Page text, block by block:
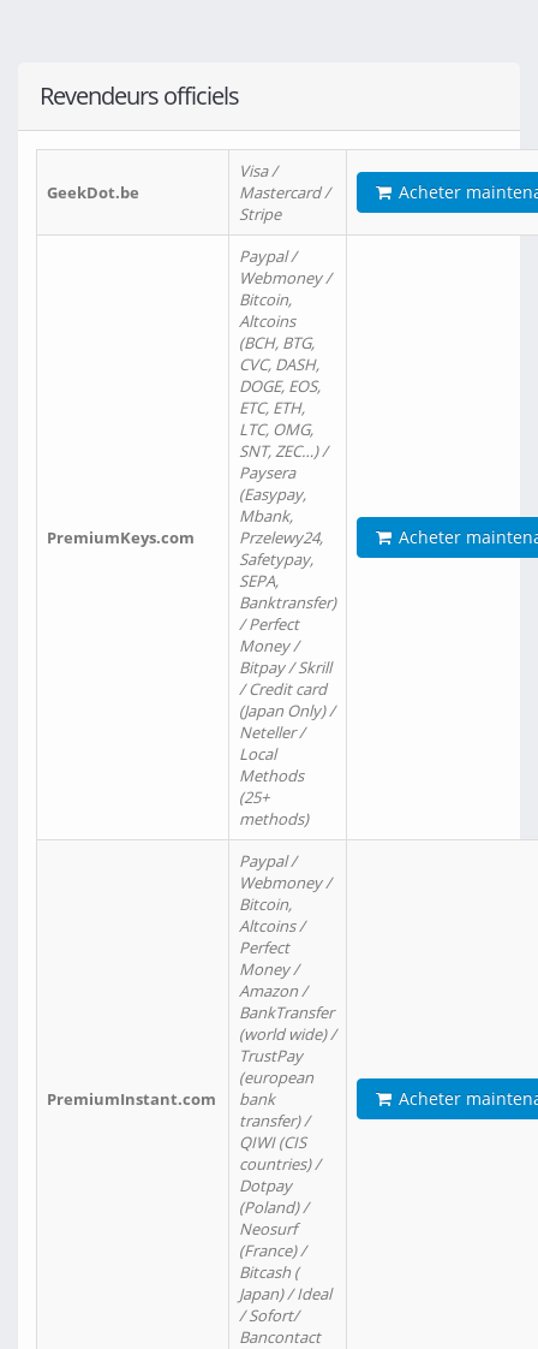
Revendeurs officiels
GeekDot.be
Visa /
Mastercard /
Stripe
Acheter
PremiumKeys.com
Paypal /
Webmoney /
Bitcoin,
Altcoins
(BCH, BTG,
CVC, DASH,
DOGE, EOS,
ETC, ETH,
LTC, OMG,
SNT, ZEC…) /
Paysera
(Easypay,
Mbank,
Przelewy24,
Safetypay,
SEPA,
Banktransfer)
/ Perfect
Money /
Bitpay / Skrill
/ Credit card
(Japan Only) /
Neteller /
Local
Methods
(25+
methods)
Acheter
PremiumInstant.com
Paypal /
Webmoney /
Bitcoin,
Altcoins /
Perfect
Money /
Amazon /
BankTransfer
(world wide) /
TrustPay
(european
bank
transfer) /
QIWI (CIS
countries) /
Dotpay
(Poland) /
Neosurf
(France) /
Bitcash (
Japan) / Ideal
/ Sofort/
Bancontact
Acheter